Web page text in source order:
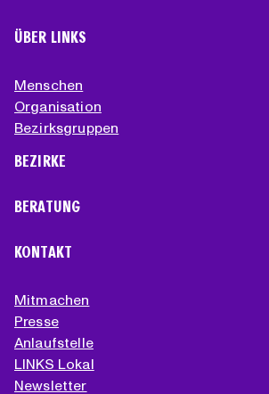
ÜBER LINKS
Menschen
Organisation
Bezirksgruppen
BEZIRKE
BERATUNG
KONTAKT
Mitmachen
Presse
Anlaufstelle
LINKS Lokal
Newsletter